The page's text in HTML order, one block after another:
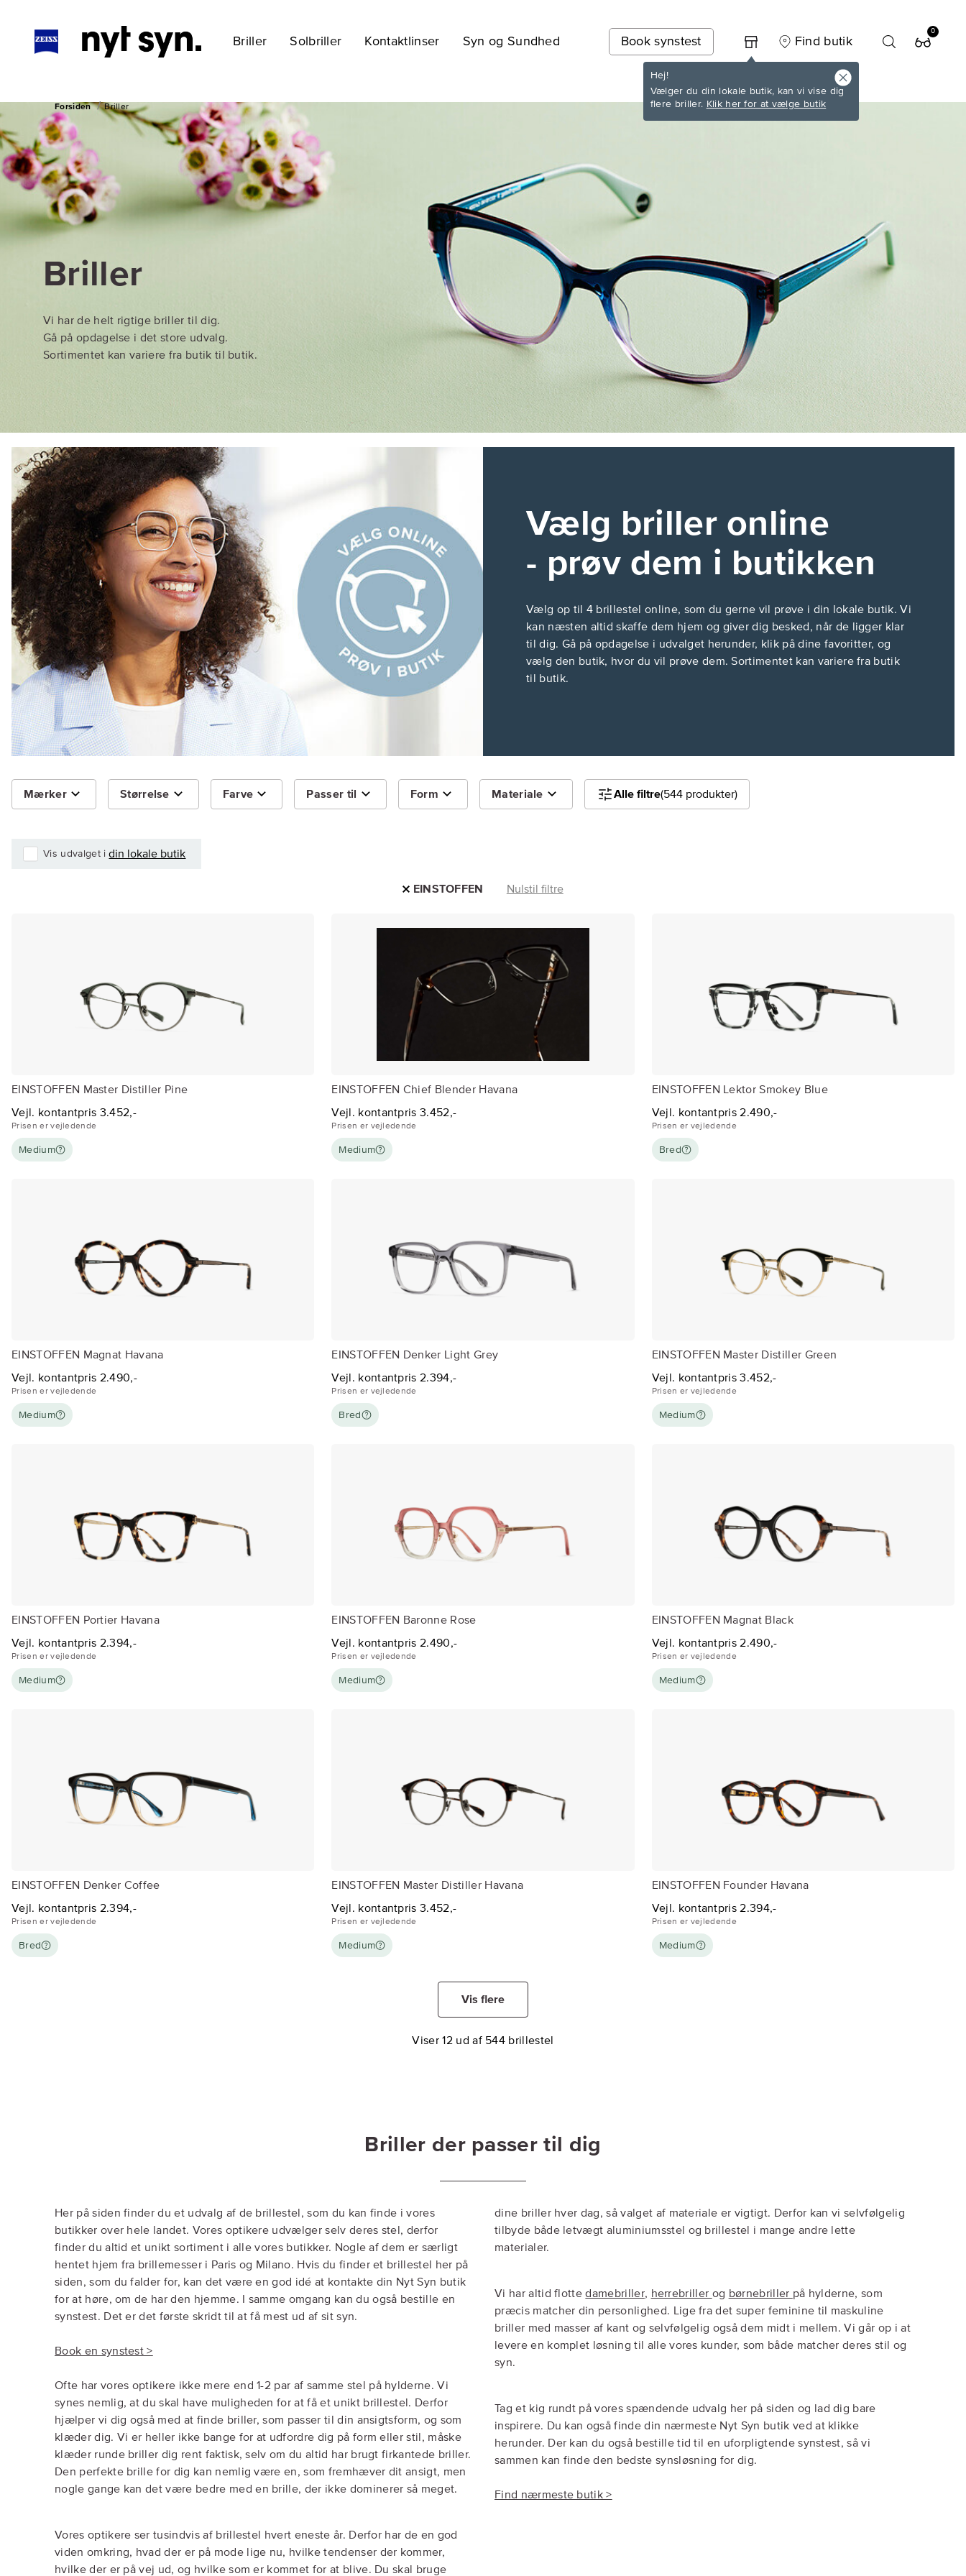
Briller Solbriller Kontaktlinser Syn og Sundhed Book synstest
Hej!
Vælger du din lokale butik, kan vi vise dig
flere briller. Klik her for at vælge butik
Find butik
0
Forsiden Briller
Briller
Vi har de helt rigtige briller til dig.
Gå på opdagelse i det store udvalg.
Sortimentet kan variere fra butik til butik.
Vælg briller online
- prøv dem i butikken
Vælg op til 4 brillestel online, som du gerne vil prøve i din lokale butik. Vi
kan næsten altid skaffe dem hjem og giver dig besked, når de ligger klar
til dig. Gå på opdagelse i udvalget herunder, klik på dine favoritter, og
vælg den butik, hvor du vil prøve dem. Sortimentet kan variere fra butik
til butik.
Mærker Størrelse Farve Passer til Form Materiale Alle filtre(544 produkter)
Vis udvalget i din lokale butik
EINSTOFFEN Nulstil filtre
EINSTOFFEN Master Distiller Pine
Vejl. kontantpris 3.452,-
Prisen er vejledende
Medium
EINSTOFFEN Chief Blender Havana
Vejl. kontantpris 3.452,-
Prisen er vejledende
Medium
EINSTOFFEN Lektor Smokey Blue
Vejl. kontantpris 2.490,-
Prisen er vejledende
Bred
EINSTOFFEN Magnat Havana
Vejl. kontantpris 2.490,-
Prisen er vejledende
Medium
EINSTOFFEN Denker Light Grey
Vejl. kontantpris 2.394,-
Prisen er vejledende
Bred
EINSTOFFEN Master Distiller Green
Vejl. kontantpris 3.452,-
Prisen er vejledende
Medium
EINSTOFFEN Portier Havana
Vejl. kontantpris 2.394,-
Prisen er vejledende
Medium
EINSTOFFEN Baronne Rose
Vejl. kontantpris 2.490,-
Prisen er vejledende
Medium
EINSTOFFEN Magnat Black
Vejl. kontantpris 2.490,-
Prisen er vejledende
Medium
EINSTOFFEN Denker Coffee
Vejl. kontantpris 2.394,-
Prisen er vejledende
Bred
EINSTOFFEN Master Distiller Havana
Vejl. kontantpris 3.452,-
Prisen er vejledende
Medium
EINSTOFFEN Founder Havana
Vejl. kontantpris 2.394,-
Prisen er vejledende
Medium
Vis flere
Viser 12 ud af 544 brillestel
Briller der passer til dig
Her på siden finder du et udvalg af de brillestel, som du kan finde i vores
butikker over hele landet. Vores optikere udvælger selv deres stel, derfor
finder du altid et unikt sortiment i alle vores butikker. Nogle af dem er særligt
hentet hjem fra brillemesser i Paris og Milano. Hvis du finder et brillestel her på
siden, som du falder for, kan det være en god idé at kontakte din Nyt Syn butik
for at høre, om de har den hjemme. I samme omgang kan du også bestille en
synstest. Det er det første skridt til at få mest ud af sit syn.
Book en synstest >
Ofte har vores optikere ikke mere end 1-2 par af samme stel på hylderne. Vi
synes nemlig, at du skal have muligheden for at få et unikt brillestel. Derfor
hjælper vi dig også med at finde briller, som passer til din ansigtsform, og som
klæder dig. Vi er heller ikke bange for at udfordre dig på form eller stil, måske
klæder runde briller dig rent faktisk, selv om du altid har brugt firkantede briller.
Den perfekte brille for dig kan nemlig være en, som fremhæver dit ansigt, men
nogle gange kan det være bedre med en brille, der ikke dominerer så meget.
Vores optikere ser tusindvis af brillestel hvert eneste år. Derfor har de en god
viden omkring, hvad der er på mode lige nu, hvilke tendenser der kommer,
hvilke der er på vej ud, og hvilke som er kommet for at blive. Du skal bruge
dine briller hver dag, så valget af materiale er vigtigt. Derfor kan vi selvfølgelig
tilbyde både letvægt aluminiumsstel og brillestel i mange andre lette
materialer.
Vi har altid flottedamebriller, herrebriller og børnebriller på hylderne, som
præcis matcher din personlighed. Lige fra det super feminine til maskuline
briller med masser af kant og selvfølgelig også dem midt i mellem. Vi går op i at
levere en komplet løsning til alle vores kunder, som både matcher deres stil og
syn.
Tag et kig rundt på vores spændende udvalg her på siden og lad dig bare
inspirere. Du kan også finde din nærmeste Nyt Syn butik ved at klikke
herunder. Der kan du også bestille tid til en uforpligtende synstest, så vi
sammen kan finde den bedste synsløsning for dig.
Find nærmeste butik >